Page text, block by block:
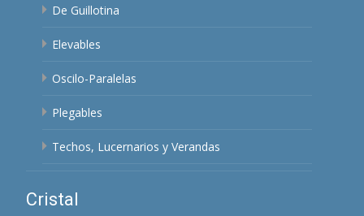
De Guillotina
Elevables
Oscilo-Paralelas
Plegables
Techos, Lucernarios y Verandas
Cristal